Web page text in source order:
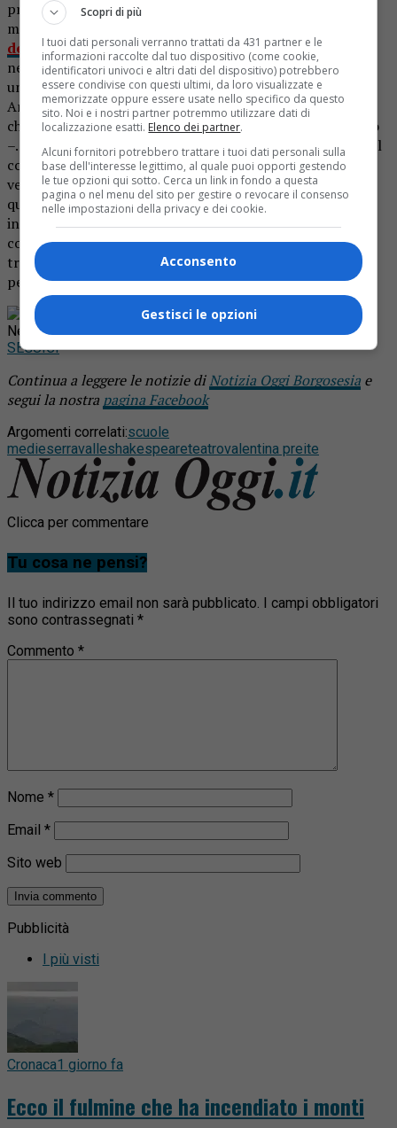
proposto un laboratorio teatrale per i ragazzi di terza
media.Dopo aver messo in scena “I vestiti nuovi
dell’imperatore”e un adattamento dei “Promessi sposi”
negli anni passati, ora gli alunni porteranno in scena
un’opera inglese. «Il titolo sarà “Na traggedia” tratto da
Amleto di Shakespeare – spiega Valentina Preite, docente
che sta seguendo l’iniziativa per il terzo anno consecutivo
–. Il copione l’ho scritto io in chiave comico-grottesca. Nel
complesso si tratta di un’esperienza straordinaria in cui
vediamo ragazzi fare gruppo davvero, ma non solo. Con
questo laboratorio emergono talenti, e si riesce anche a
instaurare amicizie, scoprire lati nascosti, imparare un
copione, muoversi e cimentarsi nella scoperta di una
tragedia come Amleto lavorando sulla storia e sui
personaggi di un capolavoro della letteratura inglese».
Rimani aggiornato seguendoci su Google
News!
SEGUICI
Continua a leggere le notizie diNotizia Oggi Borgosesia e
segui la nostra pagina Facebook
Argomenti correlati:scuole
medieserravalleshakespeareteatrovalentina preite
Clicca per commentare
Tu cosa ne pensi?
Il tuo indirizzo email non sarà pubblicato. I campi obbligatori
sono contrassegnati *
Commento *
Nome *
Email *
Sito web
Pubblicità
I più visti
Cronaca1 giorno fa
Ecco il fulmine che ha incendiato i monti
Scopri di più
I tuoi dati personali verranno trattati da 431 partner e le
informazioni raccolte dal tuo dispositivo (come cookie,
identificatori univoci e altri dati del dispositivo) potrebbero
essere condivise con questi ultimi, da loro visualizzate e
memorizzate oppure essere usate nello specifico da questo
sito. Noi e i nostri partner potremmo utilizzare dati di
localizzazione esatti. Elenco dei partner.
Alcuni fornitori potrebbero trattare i tuoi dati personali sulla
base dell'interesse legittimo, al quale puoi opporti gestendo
le tue opzioni qui sotto. Cerca un link in fondo a questa
pagina o nel menu del sito per gestire o revocare il consenso
nelle impostazioni della privacy e dei cookie.
Acconsento
Gestisci le opzioni